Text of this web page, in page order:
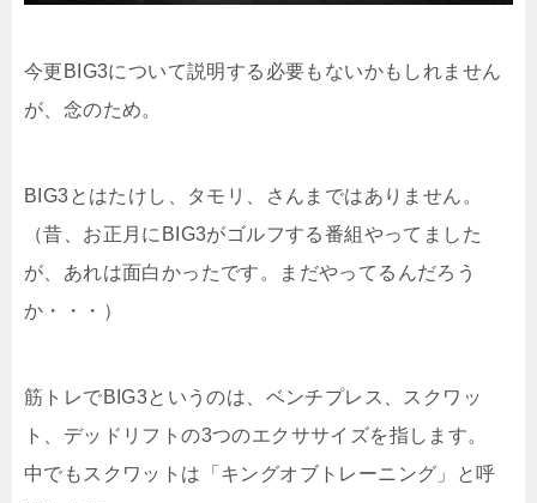
今更BIG3について説明する必要もないかもしれません
が、念のため。
BIG3とはたけし、タモリ、さんまではありません。
（昔、お正月にBIG3がゴルフする番組やってました
が、あれは面白かったです。まだやってるんだろう
か・・・）
筋トレでBIG3というのは、ベンチプレス、スクワッ
ト、デッドリフトの3つのエクササイズを指します。
中でもスクワットは「キングオブトレーニング」と呼